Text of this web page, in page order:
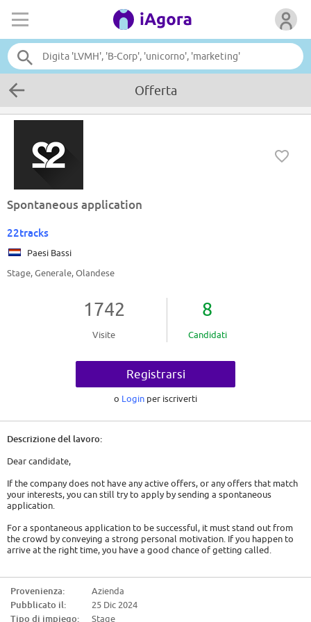
Offerta
Spontaneous application
22tracks
Paesi Bassi
Stage, Generale, Olandese
1742
Visite
8
Candidati
Registrarsi
o Login per iscriverti
Descrizione del lavoro:
Dear candidate,
If the company does not have any active offers, or any offers that match
your interests, you can still try to apply by sending a spontaneous
application.
For a spontaneous application to be successful, it must stand out from
the crowd by conveying a strong personal motivation. If you happen to
arrive at the right time, you have a good chance of getting called.
- Show genuine interest. Either it is a company that has interested you for
a long time and you will have to convey this, or you must act as if. You will
have to find out about the company, its history, its activity and the
Provenienza:
Azienda
Pubblicato il:
25 Dic 2024
Tipo di impiego:
Stage